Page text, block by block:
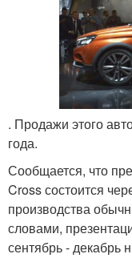
. Продажи этого
года.
Сообщается, что
Cross состоится
производства
словами,
сентябрь - декабрь